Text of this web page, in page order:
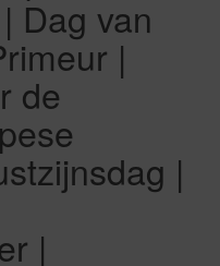
Dag van
|
de
|
|